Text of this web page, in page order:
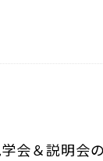
会＆説明会